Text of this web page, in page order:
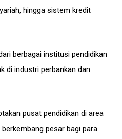
hingga sistem kredit
berbagai institusi pendidikan
di industri perbankan dan
pusat pendidikan di area
pesar bagi para